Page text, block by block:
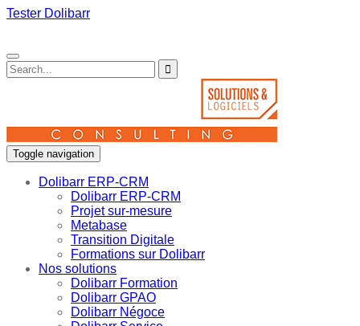
Tester Dolibarr
Toggle navigation
Dolibarr ERP-CRM
Dolibarr ERP-CRM
Projet sur-mesure
Metabase
Transition Digitale
Formations sur Dolibarr
Nos solutions
Dolibarr Formation
Dolibarr GPAO
Dolibarr Négoce